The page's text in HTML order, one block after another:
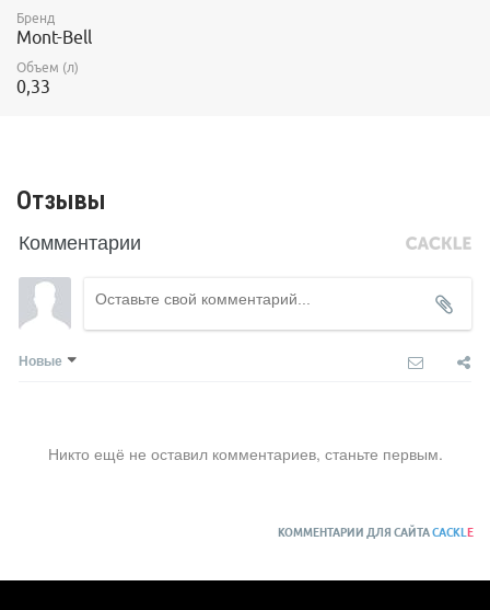
Бренд
Mont-Bell
Объем (л)
0,33
Отзывы
Комментарии
Новые
Никто ещё не оставил комментариев, станьте первым.
КОММЕНТАРИИ ДЛЯ САЙТАCACKLE